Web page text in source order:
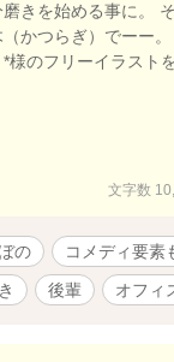
磨きを始める事に。
（かつらぎ）でーー
*様のフリーイラスト
文字数
の コメディ要素
後輩 オフィ